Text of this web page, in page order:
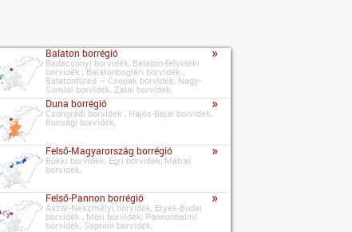
Balaton borrégió »
Badacsonyi borvidék, Balaton-felvidéki
borvidék , Balatonboglári borvidék ,
Balatonfüred – Csopak borvidék, Nagy-
Somlói borvidék, Zalai borvidék,
Duna borrégió »
Csongrádi borvidék , Hajós-Bajai borvidék,
Kunsági borvidék,
Felső-Magyarország borrégió »
Bükki borvidék, Egri borvidék, Mátrai
borvidék,
Felső-Pannon borrégió »
Ászár-Neszmélyi borvidék, Etyek-Budai
borvidék , Móri borvidék, Pannonhalmi
borvidék, Soproni borvidék,